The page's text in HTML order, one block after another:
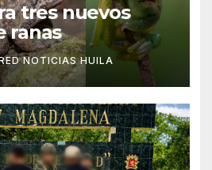
tres nuevos
ranas
NOTICIAS HUILA